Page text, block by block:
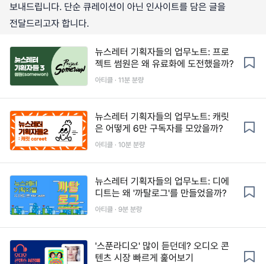
보내드립니다. 단순 큐레이션이 아닌 인사이트를 담은 글을
전달드리고자 합니다.
뉴스레터 기획자들의 업무노트: 프로
젝트 썸원은 왜 유료화에 도전했을까?
아티클 · 11분 분량
뉴스레터 기획자들의 업무노트: 캐릿
은 어떻게 6만 구독자를 모았을까?
아티클 · 10분 분량
뉴스레터 기획자들의 업무노트: 디에
디트는 왜 '까탈로그'를 만들었을까?
아티클 · 9분 분량
'스푼라디오' 많이 듣던데? 오디오 콘
텐츠 시장 빠르게 훑어보기